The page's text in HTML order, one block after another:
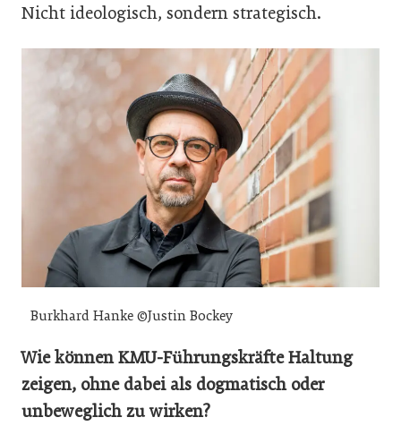
Nicht ideologisch, sondern strategisch.
Burkhard Hanke ©Justin Bockey
Wie können KMU-Führungskräfte Haltung
zeigen, ohne dabei als dogmatisch oder
unbeweglich zu wirken?